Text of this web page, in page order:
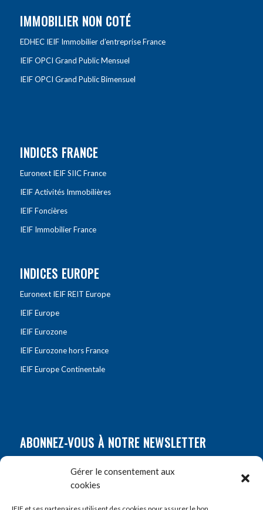
Gérer le consentement aux
cookies
IMMOBILIER NON COTÉ
EDHEC IEIF Immobilier d’entreprise France
IEIF OPCI Grand Public Mensuel
IEIF OPCI Grand Public Bimensuel
INDICES FRANCE
Euronext IEIF SIIC France
IEIF Activités Immobilières
IEIF Foncières
IEIF Immobilier France
INDICES EUROPE
Euronext IEIF REIT Europe
IEIF Europe
IEIF Eurozone
IEIF Eurozone hors France
IEIF Europe Continentale
ABONNEZ-VOUS À NOTRE NEWSLETTER
Prénom*